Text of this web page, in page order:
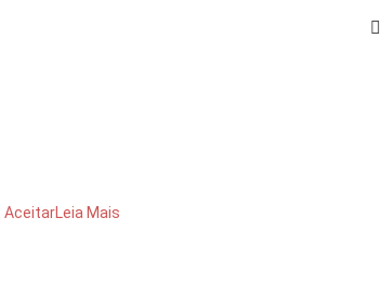
AceitarLeia Mais